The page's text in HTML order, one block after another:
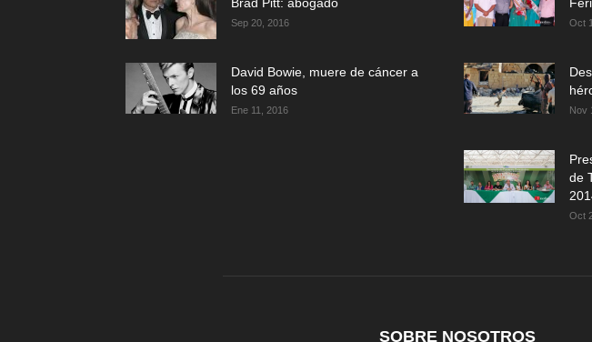
Sep 20, 2016
David Bowie, muere de cáncer a
los 69 años
Ene 11, 2016
Oct
Nov
de
Oct
SOBRE NOSOTROS